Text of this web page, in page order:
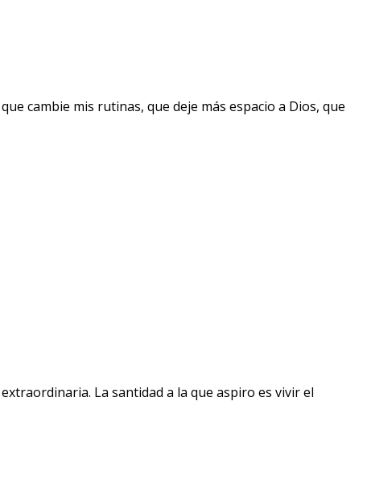
cambie mis rutinas, que deje más espacio a Dios, que
La santidad a la que aspiro es vivir el